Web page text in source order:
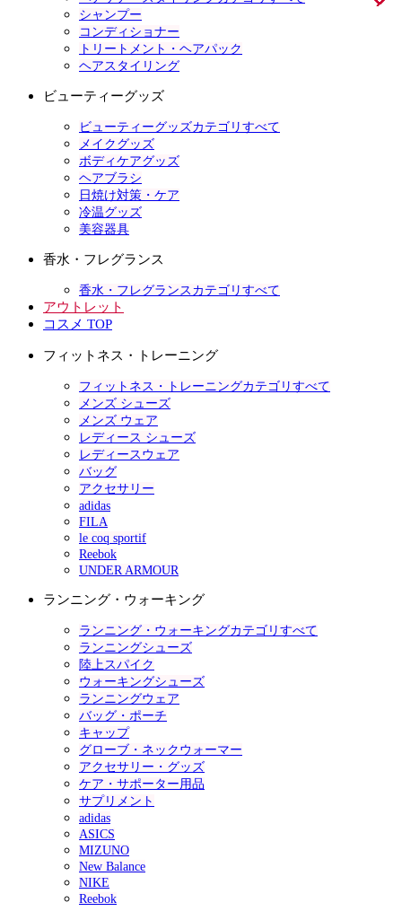
シャンプー
コンディショナー
トリートメント・ヘアパック
ヘアスタイリング
ビューティーグッズ
ビューティーグッズカテゴリすべて
メイクグッズ
ボディケアグッズ
ヘアブラシ
日焼け対策・ケア
冷温グッズ
美容器具
香水・フレグランス
香水・フレグランスカテゴリすべて
アウトレット
コスメ TOP
フィットネス・トレーニング
フィットネス・トレーニングカテゴリすべて
メンズ シューズ
メンズ ウェア
レディース シューズ
レディースウェア
バッグ
アクセサリー
adidas
FILA
le coq sportif
Reebok
UNDER ARMOUR
ランニング・ウォーキング
ランニング・ウォーキングカテゴリすべて
ランニングシューズ
陸上スパイク
ウォーキングシューズ
ランニングウェア
バッグ・ポーチ
キャップ
グローブ・ネックウォーマー
アクセサリー・グッズ
ケア・サポーター用品
サプリメント
adidas
ASICS
MIZUNO
New Balance
NIKE
Reebok